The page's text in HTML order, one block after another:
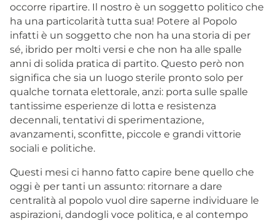
occorre ripartire. Il nostro è un soggetto politico che
ha una particolarità tutta sua! Potere al Popolo
infatti è un soggetto che non ha una storia di per
sé, ibrido per molti versi e che non ha alle spalle
anni di solida pratica di partito. Questo però non
significa che sia un luogo sterile pronto solo per
qualche tornata elettorale, anzi: porta sulle spalle
tantissime esperienze di lotta e resistenza
decennali, tentativi di sperimentazione,
avanzamenti, sconfitte, piccole e grandi vittorie
sociali e politiche.
Questi mesi ci hanno fatto capire bene quello che
oggi è per tanti un assunto: ritornare a dare
centralità al popolo vuol dire saperne individuare le
aspirazioni, dandogli voce politica, e al contempo